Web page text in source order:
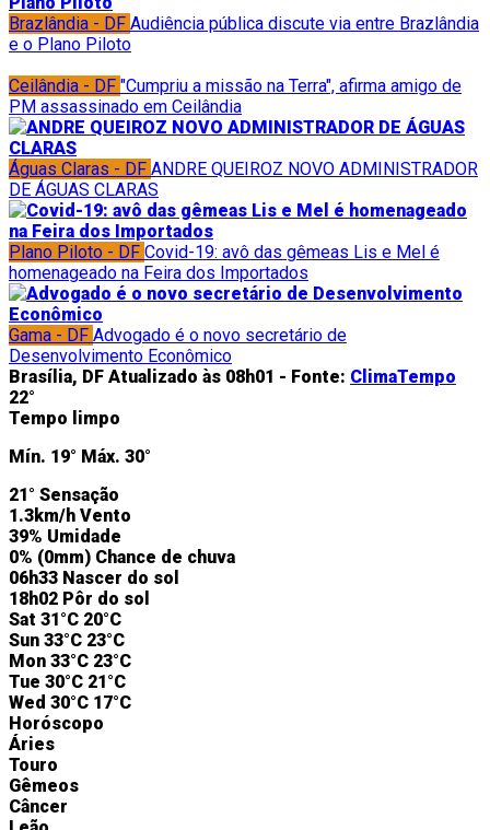
Brazlândia - DF Audiência pública discute via entre Brazlândia
e o Plano Piloto
Ceilândia - DF "Cumpriu a missão na Terra", afirma amigo de
PM assassinado em Ceilândia
Águas Claras - DF ANDRE QUEIROZ NOVO ADMINISTRADOR
DE ÁGUAS CLARAS
Plano Piloto - DF Covid-19: avô das gêmeas Lis e Mel é
homenageado na Feira dos Importados
Gama - DF Advogado é o novo secretário de
Desenvolvimento Econômico
Brasília, DF Atualizado às 08h01 - Fonte: ClimaTempo
22°
Tempo limpo
Mín. 19° Máx. 30°
21° Sensação
1.3km/h Vento
39% Umidade
0% (0mm) Chance de chuva
06h33 Nascer do sol
18h02 Pôr do sol
Sat 31°C 20°C
Sun 33°C 23°C
Mon 33°C 23°C
Tue 30°C 21°C
Wed 30°C 17°C
Horóscopo
Áries
Touro
Gêmeos
Câncer